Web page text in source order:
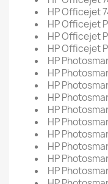
HP Officejet
HP Officejet
HP Officejet
HP Officejet
HP
HP
HP
HP
HP
HP
HP
HP
HP
HP